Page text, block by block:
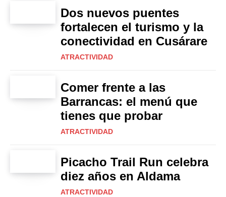
Dos nuevos puentes
fortalecen el turismo y la
conectividad en Cusárare
ATRACTIVIDAD
Comer frente a las
Barrancas: el menú que
tienes que probar
ATRACTIVIDAD
Picacho Trail Run celebra
diez años en Aldama
ATRACTIVIDAD